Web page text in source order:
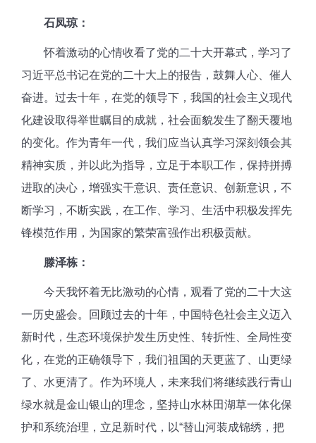
石凤琼：
怀着激动的心情收看了党的二十大开幕式，学习了
习近平总书记在党的二十大上的报告，鼓舞人心、催人
奋进。过去十年，在党的领导下，我国的社会主义现代
化建设取得举世瞩目的成就，社会面貌发生了翻天覆地
的变化。作为青年一代，我们应当认真学习深刻领会其
精神实质，并以此为指导，立足于本职工作，保持拼搏
进取的决心，增强实干意识、责任意识、创新意识，不
断学习，不断实践，在工作、学习、生活中积极发挥先
锋模范作用，为国家的繁荣富强作出积极贡献。
滕泽栋：
今天我怀着无比激动的心情，观看了党的二十大这
一历史盛会。回顾过去的十年，中国特色社会主义迈入
新时代，生态环境保护发生历史性、转折性、全局性变
化，在党的正确领导下，我们祖国的天更蓝了、山更绿
了、水更清了。作为环境人，未来我们将继续践行青山
绿水就是金山银山的理念，坚持山水林田湖草一体化保
护和系统治理，立足新时代，以“替山河装成锦绣，把